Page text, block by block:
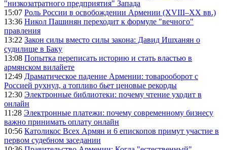
"низкозатратного предприятия" Запада
15:07 Роль России в освобождении Армении (XVIII–XX вв.)
13:36 Никол Пашинян переходит к формуле "вечного"
правления
13:22 Закон силы вместо силы закона: Давид Ишханян о
судилище в Баку
13:08 Попытка переписать историю и стать властью в
армянском вилайете
12:49 Драматическое падение Армении: товарооборот с
Россией рухнул, а топливо бьет ценовые рекорды
12:30 Электронные библиотеки: почему чтение уходит в
онлайн
11:28 Электронные платежи: почему современному бизнесу
важно принимать оплату онлайн
10:56 Католикос Всех Армян и 6 епископов примут участие в
первом судебном заседании